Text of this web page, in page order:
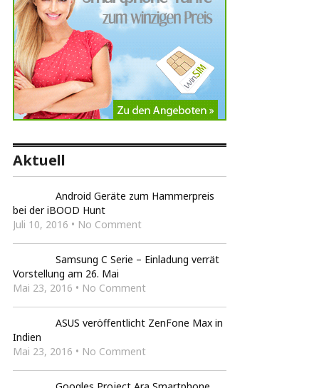
Aktuell
Android Geräte zum Hammerpreis
bei der iBOOD Hunt
Juli 10, 2016 • No Comment
Samsung C Serie – Einladung verrät
Vorstellung am 26. Mai
Mai 23, 2016 • No Comment
ASUS veröffentlicht ZenFone Max in
Indien
Mai 23, 2016 • No Comment